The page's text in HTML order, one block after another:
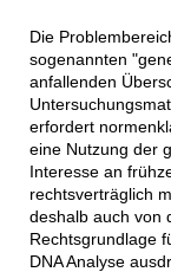
Die
sogenannten
anfallenden
erfordert
eine Nutzung der
Interesse an
rechtsverträglich
deshalb auch von
Rechtsgrundlage
DNA Analyse